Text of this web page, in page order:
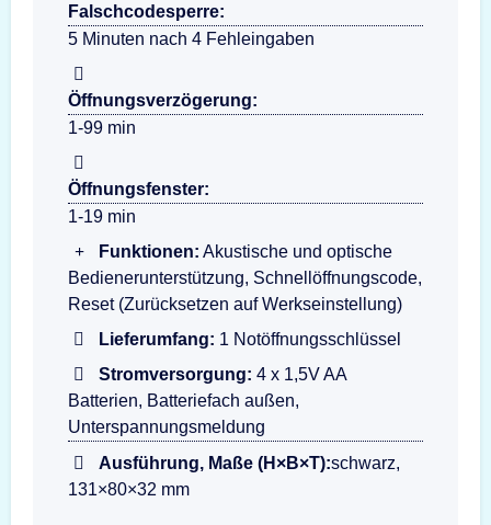
Falschcodesperre:
5 Minuten nach 4 Fehleingaben
Öffnungsverzögerung:
1-99 min
Öffnungsfenster:
1-19 min
Funktionen: Akustische und optische
Bedienerunterstützung, Schnellöffnungscode,
Reset (Zurücksetzen auf Werkseinstellung)
Lieferumfang: 1 Notöffnungsschlüssel
Stromversorgung: 4 x 1,5V AA
Batterien, Batteriefach außen,
Unterspannungsmeldung
Ausführung, Maße (H×B×T):schwarz,
131×80×32 mm